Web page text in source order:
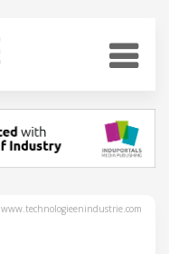
www.technologieenindustrie.com